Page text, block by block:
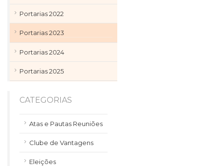
Portarias 2022
Portarias 2023
Portarias 2024
Portarias 2025
CATEGORIAS
Atas e Pautas Reuniões
Clube de Vantagens
Eleições